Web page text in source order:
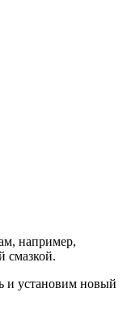
например,
смазкой.
и установим новый